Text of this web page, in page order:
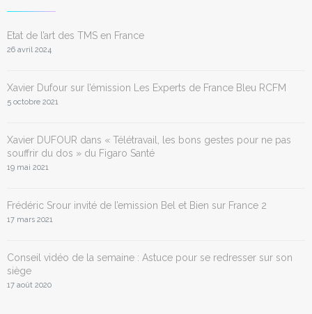
Etat de l’art des TMS en France
26 avril 2024
Xavier Dufour sur l’émission Les Experts de France Bleu RCFM
5 octobre 2021
Xavier DUFOUR dans « Télétravail, les bons gestes pour ne pas
souffrir du dos » du Figaro Santé
19 mai 2021
Frédéric Srour invité de l’emission Bel et Bien sur France 2
17 mars 2021
Conseil vidéo de la semaine : Astuce pour se redresser sur son
siège
17 août 2020